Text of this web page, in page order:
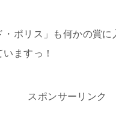
・ポリス」も何かの賞
ますっ！
スポンサーリンク